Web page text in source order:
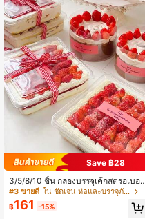
Save ฿28
3/5/8/10 ชิ้น กล่องบรรจุเค้กสตรอเบอร์
รี่ กล่องขนมหวานสี่เหลี่ยมใสพร้อมฝาปิ
ด
#3 ขายดี ใน ชัดเจน ห่อและบรรจุภัณฑ์
฿161 -15%